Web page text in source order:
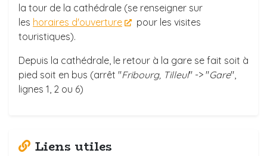
la tour de la cathédrale (se renseigner sur
les horaires d'ouverture
pour les visites
touristiques).
Depuis la cathédrale, le retour à la gare se fait soit à
pied soit en bus (arrêt "Fribourg, Tilleul" -> "Gare",
lignes 1, 2 ou 6)
Liens utiles